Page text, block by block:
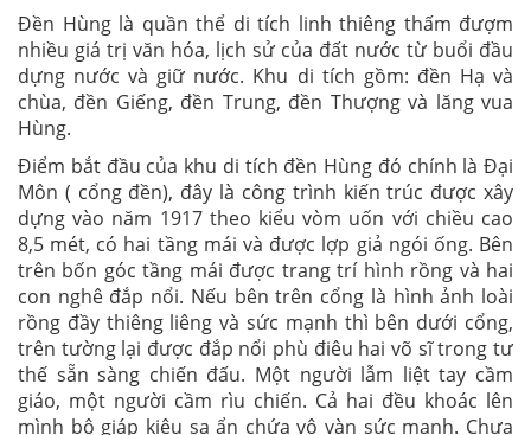
Đền Hùng là quần thể di tích linh thiêng thấm đượm
nhiều giá trị văn hóa, lịch sử của đất nước từ buổi đầu
dựng nước và giữ nước. Khu di tích gồm: đền Hạ và
chùa, đền Giếng, đền Trung, đền Thượng và lăng vua
Hùng.
Điểm bắt đầu của khu di tích đền Hùng đó chính là Đại
Môn ( cổng đền), đây là công trình kiến trúc được xây
dựng vào năm 1917 theo kiểu vòm uốn với chiều cao
8,5 mét, có hai tầng mái và được lợp giả ngói ống. Bên
trên bốn góc tầng mái được trang trí hình rồng và hai
con nghê đắp nổi. Nếu bên trên cổng là hình ảnh loài
rồng đầy thiêng liêng và sức mạnh thì bên dưới cổng,
trên tường lại được đắp nổi phù điêu hai võ sĩ trong tư
thế sẵn sàng chiến đấu. Một người lẫm liệt tay cầm
giáo, một người cầm rìu chiến. Cả hai đều khoác lên
mình bộ giáp kiêu sa ẩn chứa vô vàn sức mạnh. Chưa